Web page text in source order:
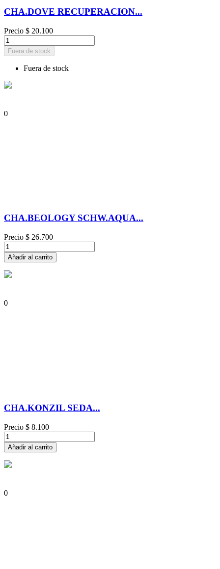
CHA.DOVE RECUPERACION...
Precio $ 20.100
Fuera de stock
Fuera de stock
0
CHA.BEOLOGY SCHW.AQUA...
Precio $ 26.700
Añadir al carrito
0
CHA.KONZIL SEDA...
Precio $ 8.100
Añadir al carrito
0